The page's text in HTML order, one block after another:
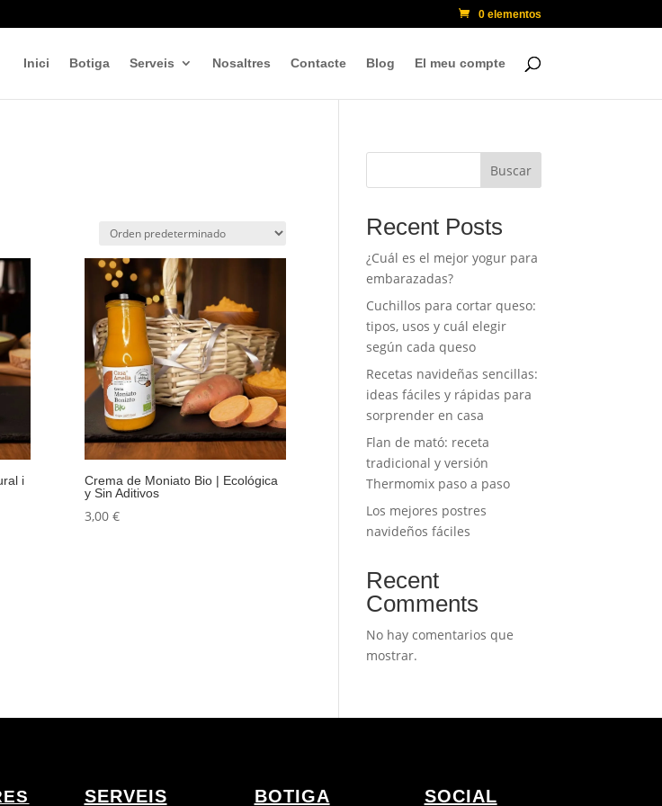
0 elementos
Inici Botiga Serveis Nosaltres Contacte Blog El meu compte
i
Crema de Moniato Bio | Ecológica
y Sin Aditivos
3,00 €
Buscar
Recent Posts
¿Cuál es el mejor yogur para
embarazadas?
Cuchillos para cortar queso:
tipos, usos y cuál elegir
según cada queso
Recetas navideñas sencillas:
ideas fáciles y rápidas para
sorprender en casa
Flan de mató: receta
tradicional y versión
Thermomix paso a paso
Los mejores postres
navideños fáciles
Recent
Comments
No hay comentarios que
mostrar.
SERVEIS BOTIGA SOCIAL